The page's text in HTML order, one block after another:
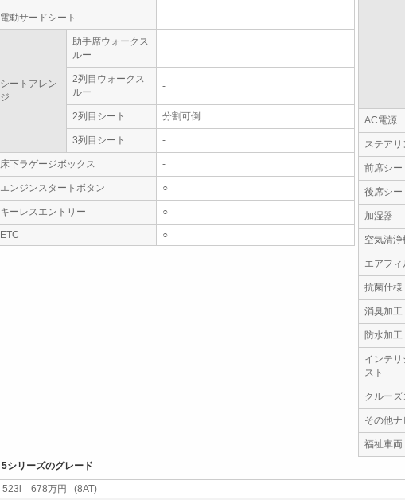
電動サードシート -
シートアレン
ジ
助手席ウォークス
ルー
-
2列目ウォークス
ルー
-
2列目シート 分割可倒
3列目シート -
床下ラゲージボックス -
エンジンスタートボタン ○
キーレスエントリー ○
ETC ○
AC電源
ステア
前席シー
後席シー
加湿器
空気清浄
エアフィ
抗菌仕様
消臭加工
防水加工
インテ
スト
クルー
その他
福祉車両
5シリーズのグレード
523i 678万円 (8AT)